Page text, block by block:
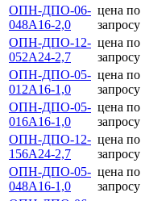
ОПН-ДПО-06-
048А16-2,0
цена по
запросу
ОПН-ДПО-12-
052А24-2,7
цена по
запросу
ОПН-ДПО-05-
012А16-1,0
цена по
запросу
ОПН-ДПО-05-
016А16-1,0
цена по
запросу
ОПН-ДПО-12-
156А24-2,7
цена по
запросу
ОПН-ДПО-05-
048А16-1,0
цена по
запросу